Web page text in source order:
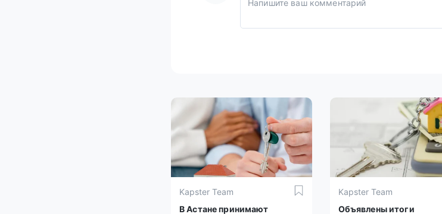
Kapster Team
В Астане принимают
Kapster Team
Объявлены итоги